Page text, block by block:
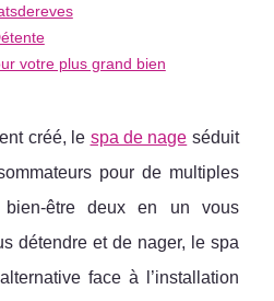
votre plus grand bien
créé, le spa de nage séduit
pour de multiples
bien-être deux en un vous
détendre et de nager, le spa
face à l’installation